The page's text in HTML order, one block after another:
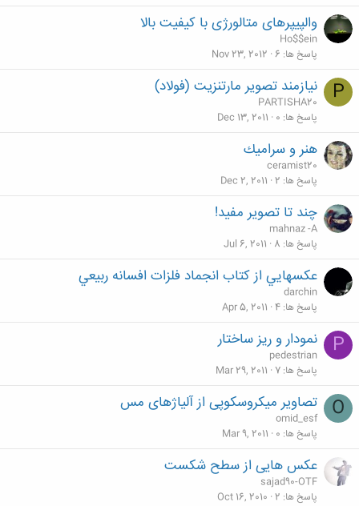
والپیپرهای متالورژی با کیفیت بالا
Ho$$ein
پاسخ ها 6
Nov 23, 2012
P نیازمند تصویر مارتنزیت (فولاد)
PARTISHA20
پاسخ ها 0
Dec 13, 2011
هنر و سراميك
ceramist20
پاسخ ها 2
Dec 2, 2011
چند تا تصویر مفید!
mahnaz -A
پاسخ ها 8
Jul 6, 2011
عكسهايي از كتاب انجماد فلزات افسانه ربيعي
darchin
پاسخ ها 4
Apr 5, 2011
P نمودار و ريز ساختار
pedestrian
پاسخ ها 7
Mar 29, 2011
O تصاویر میکروسکوپی از آلیاژھای مس
omid_esf
پاسخ ها 0
Mar 9, 2011
عکس هایی از سطح شکست
sajad90-OTF
پاسخ ها 2
Oct 16, 2010